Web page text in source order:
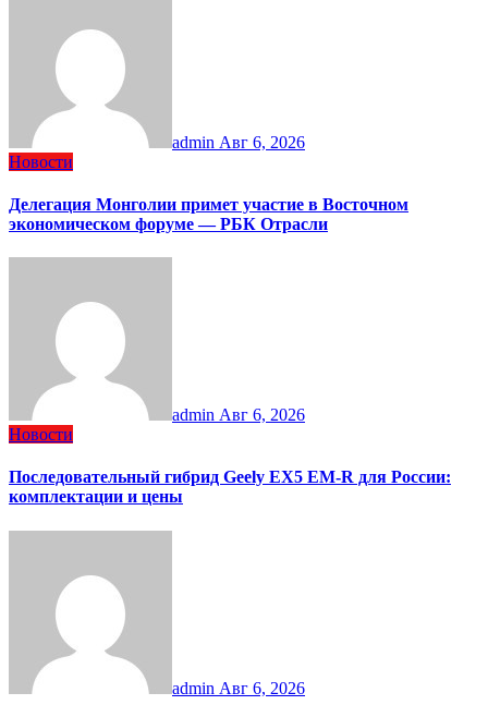
admin Авг 6, 2026
Новости
Делегация Монголии примет участие в Восточном
экономическом форуме — РБК Отрасли
admin Авг 6, 2026
Новости
Последовательный гибрид Geely EX5 EM-R для России:
комплектации и цены
admin Авг 6, 2026